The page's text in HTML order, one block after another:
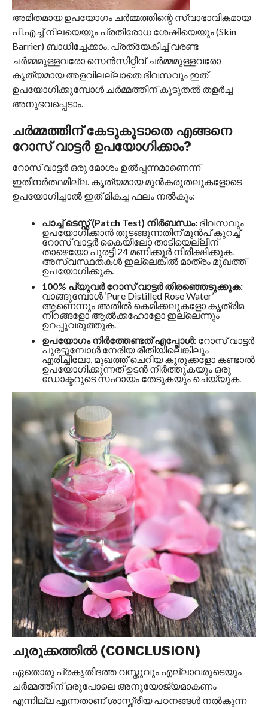
അമിതമായ ഉപയോഗം ചർമ്മത്തിന്റെ സ്വാഭാവികമായ
പി.എച്ച് നിലയെയും പ്രതിരോധ ശേഷിയെയും (Skin
Barrier) ബാധിച്ചേക്കാം. പ്രത്യേകിച്ച് വരണ്ട
ചർമ്മമുള്ളവരോ സെൻസിറ്റീവ് ചർമ്മമുള്ളവരോ
കൃത്യമായ അളവിലല്ലാതെ ദിവസവും ഇത്
ഉപയോഗിക്കുമ്പോൾ ചർമ്മത്തിന് കൂടുതൽ തളർച്ച
അനുഭവപ്പെടാം.
ചർമ്മത്തിന് കേടുകൂടാതെ എങ്ങനെ
റോസ് വാട്ടർ ഉപയോഗിക്കാം?
റോസ് വാട്ടർ ഒരു മോശം ഉൽപ്പന്നമാണെന്ന്
ഇതിനർത്ഥമില്ല. കൃത്യമായ മുൻകരുതലുകളോടെ
ഉപയോഗിച്ചാൽ ഇത് മികച്ച ഫലം നൽകും:
പാച്ച് ടെസ്റ്റ് (Patch Test) നിർബന്ധം:ദിവസവും
ഉപയോഗിക്കാൻ തുടങ്ങുന്നതിന് മുൻപ് കുറച്ച്
റോസ് വാട്ടർ കൈയിലോ താടിയെല്ലിന്
താഴെയോ പുരട്ടി 24 മണിക്കൂർ നിരീക്ഷിക്കുക.
അസ്വസ്ഥതകൾ ഇല്ലെങ്കിൽ മാത്രം മുഖത്ത്
ഉപയോഗിക്കുക.
100% പ്യുവർ റോസ് വാട്ടർ തിരഞ്ഞെടുക്കുക:
വാങ്ങുമ്പോൾ ‘Pure Distilled Rose Water’
ആണെന്നും അതിൽ കെമിക്കലുകളോ കൃത്രിമ
നിറങ്ങളോ ആൽക്കഹോളോ ഇല്ലെന്നും
ഉറപ്പുവരുത്തുക.
ഉപയോഗം നിർത്തേണ്ടത് എപ്പോൾ:റോസ് വാട്ടർ
പുരട്ടുമ്പോൾ നേരിയ രീതിയിലെങ്കിലും
എരിച്ചിലോ, മുഖത്ത് ചെറിയ കുരുക്കളോ കണ്ടാൽ
ഉപയോഗിക്കുന്നത് ഉടൻ നിർത്തുകയും ഒരു
ഡോക്ടറുടെ സഹായം തേടുകയും ചെയ്യുക.
ചുരുക്കത്തിൽ (CONCLUSION)
ഏതൊരു പ്രകൃതിദത്ത വസ്തുവും എല്ലാവരുടെയും
ചർമ്മത്തിന് ഒരുപോലെ അനുയോജ്യമാകണം
എന്നില്ല എന്നതാണ് ശാസ്ത്രീയ പഠനങ്ങൾ നൽകുന്ന